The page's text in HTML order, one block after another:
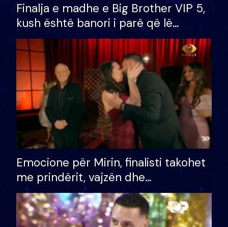
Finalja e madhe e Big Brother VIP 5,
kush është banori i parë që lë
shtëpinë dhe humb mundësinë për
të fituar çmimin e madh
Emocione për Mirin, finalisti takohet
me prindërit, vajzën dhe
bashkëshorten: S’kemi ndonjë letër
divorci apo jo?